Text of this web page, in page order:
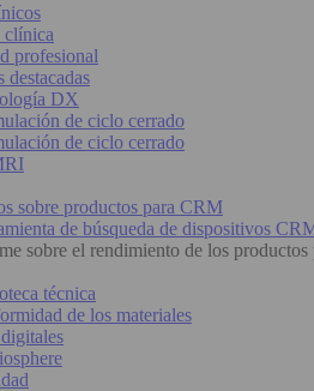
clínica
profesional
destacadas
DX
de ciclo cerrado
de ciclo cerrado
sobre productos para CRM
de búsqueda de dispositivos
sobre el rendimiento de los
técnica
de los materiales